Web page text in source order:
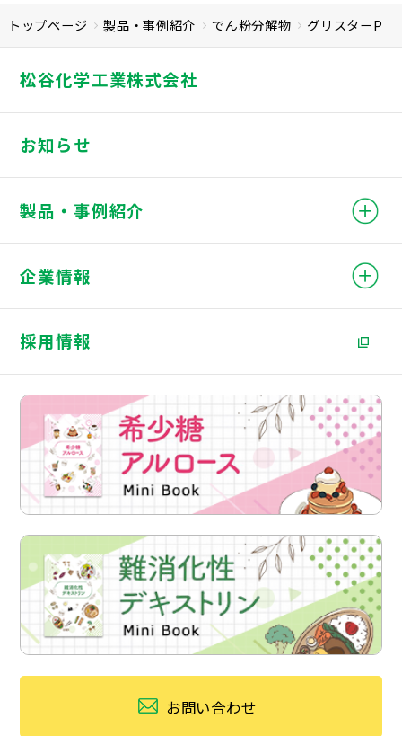
マックス1000
トップページ 製品・事例紹介 でん粉分解物 グリスターP
松谷化学工業株式会社
お知らせ
製品・事例紹介
企業情報
採用情報
お問い合わせ